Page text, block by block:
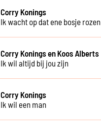
Corry Konings
Ik wacht op dat ene bosje rozen
Corry Konings en Koos Alberts
Ik wil altijd bij jou zijn
Corry Konings
Ik wil een man